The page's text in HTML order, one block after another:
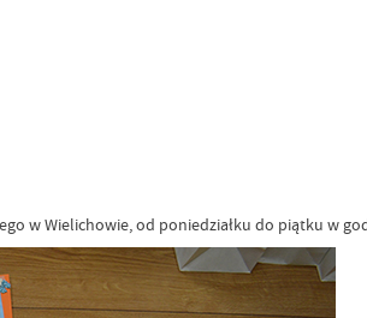
w Wielichowie, od poniedziałku do piątku w